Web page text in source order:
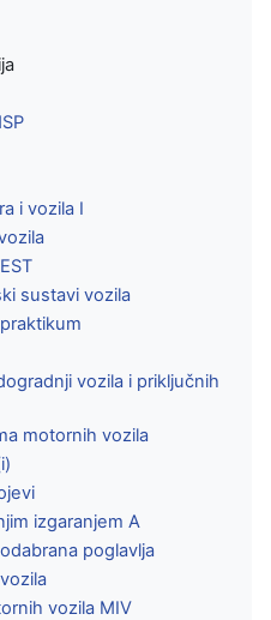
i vozila I
sustavi vozila
vozila i priključnih
motornih vozila
izgaranjem A
poglavlja
vozila MIV